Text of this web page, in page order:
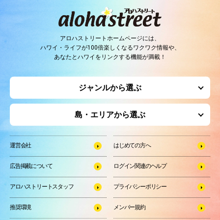
アロハストリートホームページには、
ハワイ・ライフが100倍楽しくなるワクワク情報や、
あなたとハワイをリンクする機能が満載！
ジャンルから選ぶ
島・エリアから選ぶ
運営会社 はじめての方へ
広告掲載について ログイン関連のヘルプ
アロハストリートスタッフ プライバシーポリシー
推奨環境 メンバー規約